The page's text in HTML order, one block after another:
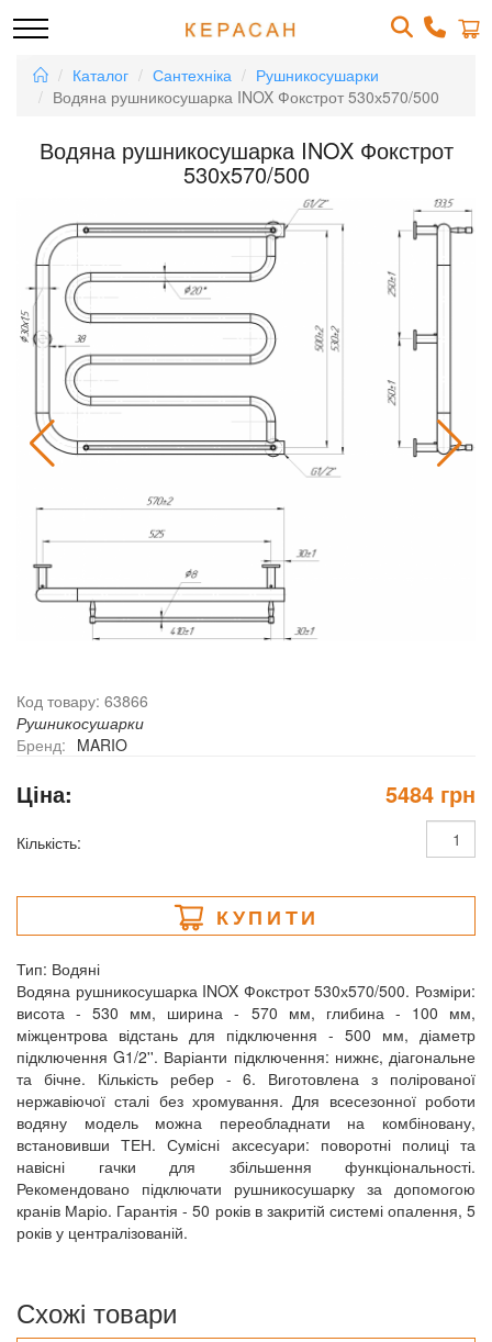
Каталог Сантехніка
Рушникосушарки
Водяна рушникосушарка INOX Фокстрот 530х570/500
Водяна рушникосушарка INOX Фокстрот
530х570/500
Код товару: 63866
Рушникосушарки
Бренд: MARIO
Ціна: 5484 грн
Кількість:
КУПИТИ
Тип: Водяні
Водяна рушникосушарка INOX Фокстрот 530х570/500. Розміри:
висота - 530 мм, ширина - 570 мм, глибина - 100 мм,
міжцентрова відстань для підключення - 500 мм, діаметр
підключення G1/2''. Варіанти підключення: нижнє, діагональне
та бічне. Кількість ребер - 6. Виготовлена з полірованої
нержавіючої сталі без хромування. Для всесезонної роботи
водяну модель можна переобладнати на комбіновану,
встановивши ТЕН. Сумісні аксесуари: поворотні полиці та
навісні гачки для збільшення функціональності.
Рекомендовано підключати рушникосушарку за допомогою
кранів Маріо. Гарантія - 50 років в закритій системі опалення, 5
років у централізованій.
Схожі товари